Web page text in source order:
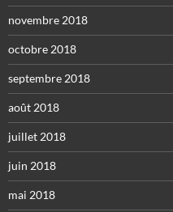
novembre 2018
octobre 2018
septembre 2018
août 2018
juillet 2018
juin 2018
mai 2018